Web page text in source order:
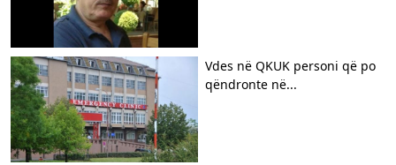
Vdes në QKUK personi që po
qëndronte në...